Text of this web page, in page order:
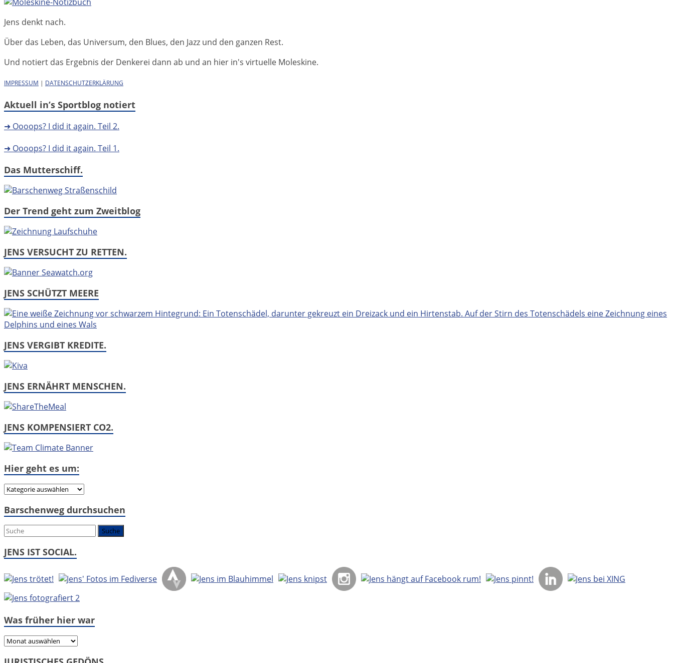
Jens denkt nach.
Über das Leben, das Universum, den Blues, den Jazz und den ganzen Rest.
Und notiert das Ergebnis der Denkerei dann ab und an hier in's virtuelle Moleskine.
IMPRESSUM | DATENSCHUTZERKLÄRUNG
Aktuell in’s Sportblog notiert
➜ Oooops? I did it again. Teil 2.
➜ Oooops? I did it again. Teil 1.
Das Mutterschiff.
Der Trend geht zum Zweitblog
JENS VERSUCHT ZU RETTEN.
JENS SCHÜTZT MEERE
JENS VERGIBT KREDITE.
JENS ERNÄHRT MENSCHEN.
JENS KOMPENSIERT CO2.
Hier geht es um:
Hier
es
Barschenweg durchsuchen
JENS IST SOCIAL.
Was früher hier war
Was